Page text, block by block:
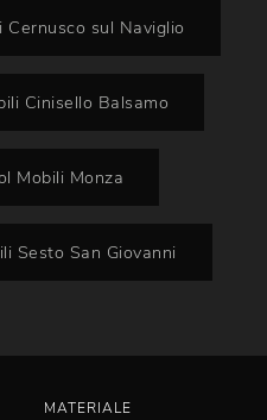
sul Naviglio
Cinisello Balsamo
Mobili Monza
Sesto San Giovanni
MATERIALE